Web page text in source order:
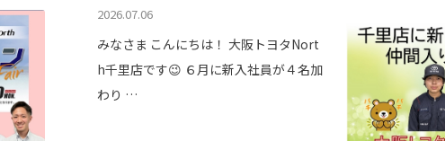
2026.07.06
みなさま こんにちは！ 大阪トヨタNort
h千里店です😉 ６月に新入社員が４名加
わり …